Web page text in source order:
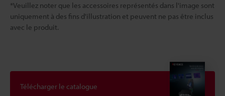
*Veuillez noter que les accessoires représentés dans l'image sont
uniquement à des fins d'illustration et peuvent ne pas être inclus
avec le produit.
Télécharger le catalogue